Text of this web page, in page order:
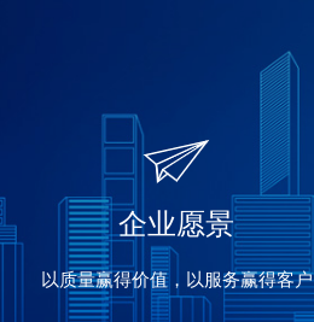
企业愿景
以质量赢得价值，以服务赢得客户